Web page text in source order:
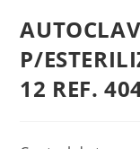
P/
12 REF.